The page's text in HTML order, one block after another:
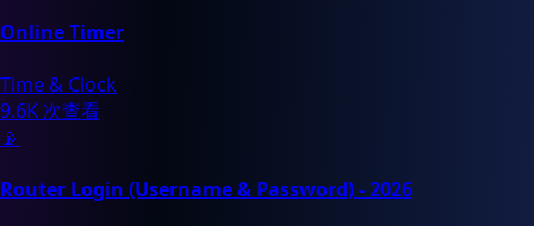
Online Timer
Time & Clock
9.6K 次查看
📡
Router Login (Username & Password) - 2026